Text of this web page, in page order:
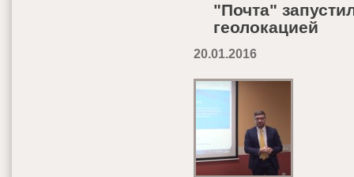
"Почта"
геолокацией
20.01.2016